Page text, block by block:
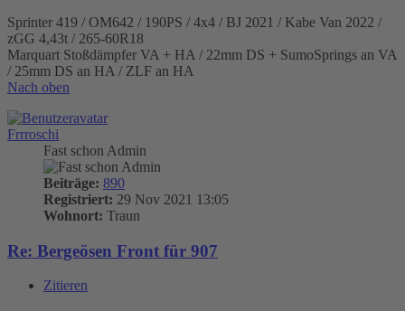
Sprinter 419 / OM642 / 190PS / 4x4 / BJ 2021 / Kabe Van 2022 /
zGG 4,43t / 265-60R18
Marquart Stoßdämpfer VA + HA / 22mm DS + SumoSprings an VA
/ 25mm DS an HA / ZLF an HA
Nach oben
Frrroschi
Fast schon Admin
Beiträge: 890
Registriert: 29 Nov 2021 13:05
Wohnort: Traun
Re: Bergeösen Front für 907
Zitieren